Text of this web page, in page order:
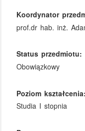
Koordynator
prof.dr hab. inż.
Status przedmiotu:
Obowiązkowy
Poziom kształcenia:
Studia I stopnia